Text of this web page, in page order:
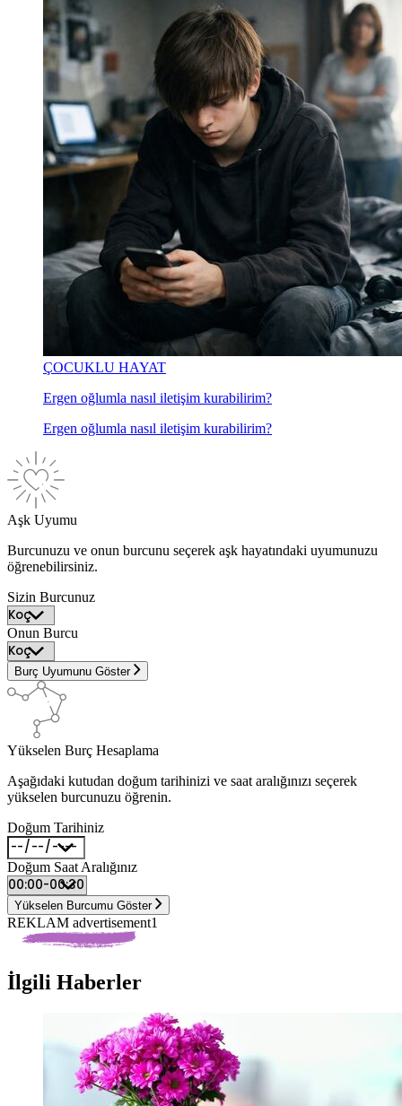
ÇOCUKLU HAYAT
Ergen oğlumla nasıl iletişim kurabilirim?
Ergen oğlumla nasıl iletişim kurabilirim?
Aşk Uyumu
Burcunuzu ve onun burcunu seçerek aşk hayatındaki uyumunuzu
öğrenebilirsiniz.
Sizin Burcunuz
Onun Burcu
Burç Uyumunu Göster
Yükselen Burç Hesaplama
Aşağıdaki kutudan doğum tarihinizi ve saat aralığınızı seçerek
yükselen burcunuzu öğrenin.
Doğum Tarihiniz
Doğum Saat Aralığınız
Yükselen Burcumu Göster
REKLAM advertisement1
İlgili Haberler